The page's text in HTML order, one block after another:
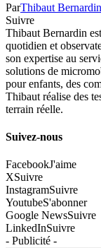
ParThibaut Bernardin
Suivre
Thibaut Bernardin
quotidien et
son expertise au
solutions de
pour enfants, des
Thibaut réalise des
terrain réelle.
Suivez-nous
FacebookJ'aime
XSuivre
InstagramSuivre
YoutubeS'abonner
Google NewsSuivre
LinkedInSuivre
- Publicité -